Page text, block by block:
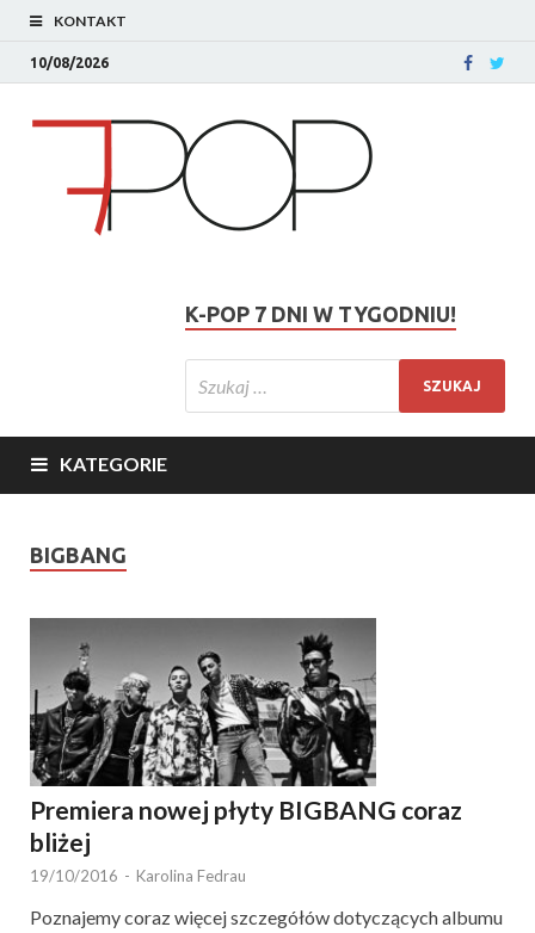
KONTAKT
10/08/2026
K-POP 7 DNI W TYGODNIU!
KATEGORIE
BIGBANG
Premiera nowej płyty BIGBANG coraz
bliżej
19/10/2016 - Karolina Fedrau
Poznajemy coraz więcej szczegółów dotyczących albumu